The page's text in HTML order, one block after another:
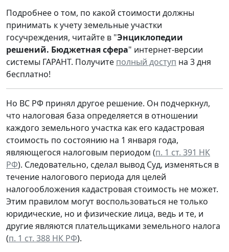
Подробнее о том, по какой стоимости должны
принимать к учету земельные участки
госучреждения, читайте в "Энциклопедии
решений. Бюджетная сфера" интернет-версии
системы ГАРАНТ. Получите полный доступ на 3 дня
бесплатно!
Но ВС РФ принял другое решение. Он подчеркнул,
что налоговая база определяется в отношении
каждого земельного участка как его кадастровая
стоимость по состоянию на 1 января года,
являющегося налоговым периодом (п. 1 ст. 391 НК
РФ). Следовательно, сделал вывод Суд, изменяться в
течение налогового периода для целей
налогообложения кадастровая стоимость не может.
Этим правилом могут воспользоваться не только
юридические, но и физические лица, ведь и те, и
другие являются плательщиками земельного налога
(п. 1 ст. 388 НК РФ).